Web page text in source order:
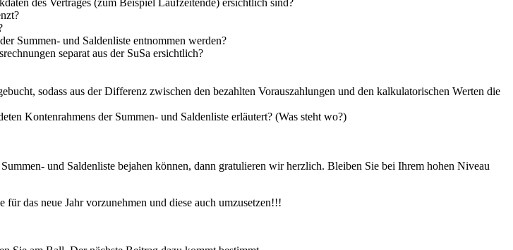
des Vertrages (zum Beispiel Laufzeitende) ersichtlich sind?
Summen- und Saldenliste entnommen werden?
separat aus der SuSa ersichtlich?
sodass aus der Differenz zwischen den bezahlten Vorauszahlungen und den kalkulatorischen Werten die
Kontenrahmens der Summen- und Saldenliste erläutert? (Was steht wo?)
und Saldenliste bejahen können, dann gratulieren wir herzlich. Bleiben Sie bei Ihrem hohen Niveau
das neue Jahr vorzunehmen und diese auch umzusetzen!!!